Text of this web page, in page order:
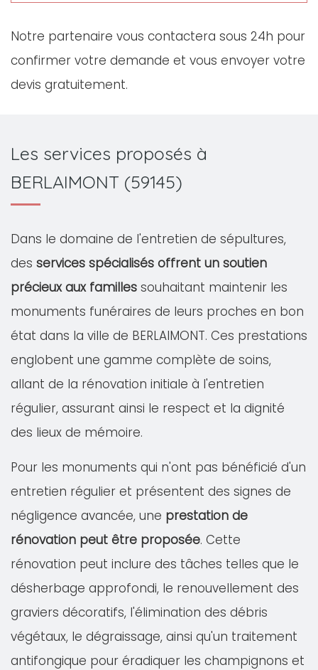
Notre partenaire vous contactera sous 24h pour
confirmer votre demande et vous envoyer votre
devis gratuitement.
Les services proposés à
BERLAIMONT (59145)
Dans le domaine de l'entretien de sépultures,
des services spécialisés offrent un soutien
précieux aux familles souhaitant maintenir les
monuments funéraires de leurs proches en bon
état dans la ville de BERLAIMONT. Ces prestations
englobent une gamme complète de soins,
allant de la rénovation initiale à l'entretien
régulier, assurant ainsi le respect et la dignité
des lieux de mémoire.
Pour les monuments qui n'ont pas bénéficié d'un
entretien régulier et présentent des signes de
négligence avancée, une prestation de
rénovation peut être proposée. Cette
rénovation peut inclure des tâches telles que le
désherbage approfondi, le renouvellement des
graviers décoratifs, l'élimination des débris
végétaux, le dégraissage, ainsi qu'un traitement
antifongique pour éradiquer les champignons et